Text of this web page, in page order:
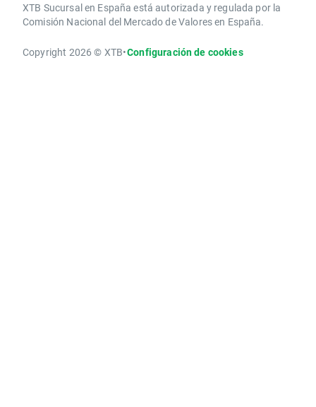
XTB Sucursal en España está autorizada y regulada por la
Comisión Nacional del Mercado de Valores en España.
Copyright 2026 © XTB•Configuración de cookies